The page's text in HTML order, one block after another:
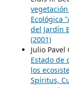
Ecológica
del Jardín
(2001)
Julio
Estado de
los
Spíritus,